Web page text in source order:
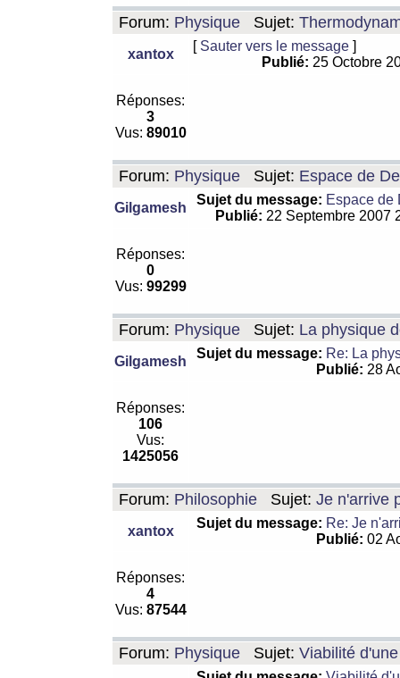
Forum: Physique Sujet:
xantox
[ Sauter vers le message ]
Publié: 25 Octobre
Réponses:
3
Vus: 89010
Forum: Physique Sujet: Espace de
Gilgamesh
Sujet du message: Espace de
Publié: 22 Septembre 2007
Réponses:
0
Vus: 99299
Forum: Physique Sujet: La physique
Gilgamesh
Sujet du message: Re: La
Publié: 28
Réponses:
106
Vus:
1425056
Forum: Philosophie Sujet: Je n'arrive
xantox
Sujet du message: Re: Je
Publié: 02
Réponses:
4
Vus: 87544
Forum: Physique Sujet: Viabilité